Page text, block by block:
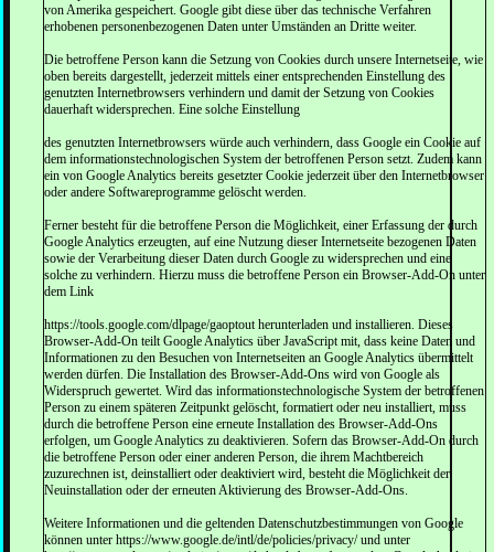
von Amerika gespeichert. Google gibt diese über das technische Verfahren
erhobenen personenbezogenen Daten unter Umständen an Dritte weiter.
Die betroffene Person kann die Setzung von Cookies durch unsere Internetseite, wie
oben bereits dargestellt, jederzeit mittels einer entsprechenden Einstellung des
genutzten Internetbrowsers verhindern und damit der Setzung von Cookies
dauerhaft widersprechen. Eine solche Einstellung
des genutzten Internetbrowsers würde auch verhindern, dass Google ein Cookie auf
dem informationstechnologischen System der betroffenen Person setzt. Zudem kann
ein von Google Analytics bereits gesetzter Cookie jederzeit über den Internetbrowser
oder andere Softwareprogramme gelöscht werden.
Ferner besteht für die betroffene Person die Möglichkeit, einer Erfassung der durch
Google Analytics erzeugten, auf eine Nutzung dieser Internetseite bezogenen Daten
sowie der Verarbeitung dieser Daten durch Google zu widersprechen und eine
solche zu verhindern. Hierzu muss die betroffene Person ein Browser-Add-On unter
dem Link
https://tools.google.com/dlpage/gaoptout herunterladen und installieren. Dieses
Browser-Add-On teilt Google Analytics über JavaScript mit, dass keine Daten und
Informationen zu den Besuchen von Internetseiten an Google Analytics übermittelt
werden dürfen. Die Installation des Browser-Add-Ons wird von Google als
Widerspruch gewertet. Wird das informationstechnologische System der betroffenen
Person zu einem späteren Zeitpunkt gelöscht, formatiert oder neu installiert, muss
durch die betroffene Person eine erneute Installation des Browser-Add-Ons
erfolgen, um Google Analytics zu deaktivieren. Sofern das Browser-Add-On durch
die betroffene Person oder einer anderen Person, die ihrem Machtbereich
zuzurechnen ist, deinstalliert oder deaktiviert wird, besteht die Möglichkeit der
Neuinstallation oder der erneuten Aktivierung des Browser-Add-Ons.
Weitere Informationen und die geltenden Datenschutzbestimmungen von Google
können unter https://www.google.de/intl/de/policies/privacy/ und unter